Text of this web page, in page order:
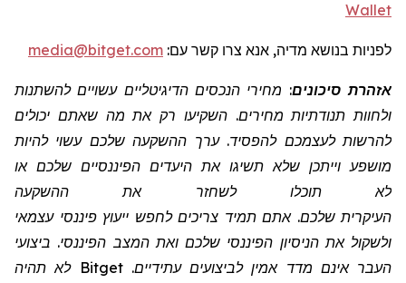
Wallet
לפניות בנושא מדיה, אנא צרו קשר עם: media@bitget.com
אזהרת סיכונים: מחירי הנכסים הדיגיטליים עשויים להשתנות
ולחוות תנודתיות מחירים. השקיעו רק את מה שאתם יכולים
להרשות לעצמכם להפסיד. ערך ההשקעה שלכם עשוי להיות
מושפע וייתכן שלא תשיגו את היעדים הפיננסיים שלכם או
לא תוכלו לשחזר את ההשקעה
העיקרית שלכם. אתם תמיד צריכים לחפש ייעוץ פיננסי עצמאי
ולשקול את הניסיון הפיננסי שלכם ואת המצב הפיננסי. ביצועי
העבר אינם מדד אמין לביצועים עתידיים.Bitget לא תהיה